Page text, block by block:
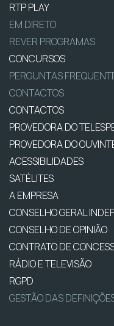
RTP PLAY
EM DIRETO
REVER PROGRAMAS
CONCURSOS
PERGUNTAS
CONTACTOS
CONTACTOS
PROVEDORA DO
PROVEDORA DO
ACESSIBILIDADES
SATÉLITES
A EMPRESA
CONSELHO GERAL
CONSELHO DE OPINIÃO
CONTRATO DE
RÁDIO E TELEVISÃO
RGPD
GESTÃO DAS